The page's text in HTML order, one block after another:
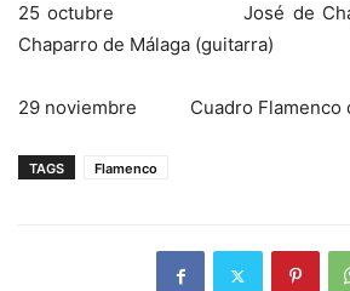
25 octubre José de
Chaparro de Málaga (guitarra)
29 noviembre Cuadro Flamenco
TAGS Flamenco